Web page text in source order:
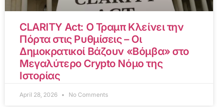
CLARITY Act: Ο Τραμπ Κλείνει την
Πόρτα στις Ρυθμίσεις – Οι
Δημοκρατικοί Βάζουν «Βόμβα» στο
Μεγαλύτερο Crypto Νόμο της
Ιστορίας
April 28, 2026 No Comments